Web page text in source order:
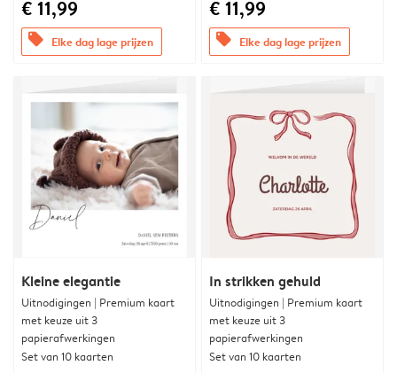
€ 11,99
offers Elke dag lage prijzen
€ 11,99
offers Elke dag lage prijzen
Kleine elegantie
Uitnodigingen | Premium kaart
met keuze uit 3
papierafwerkingen
Set van 10 kaarten
In strikken gehuld
Uitnodigingen | Premium kaart
met keuze uit 3
papierafwerkingen
Set van 10 kaarten